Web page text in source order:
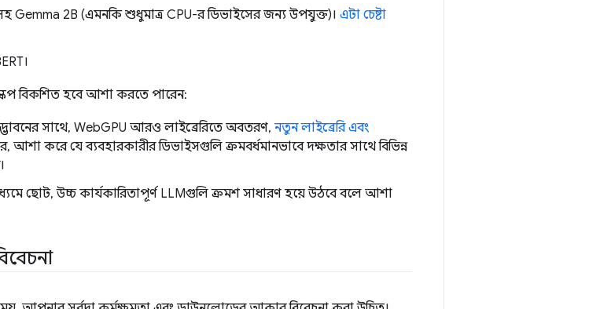
Gemma 2B (এমনকি শুধুমাত্র CPU-র ডিভাইসের জন্য উপযুক্ত)। এটা চেষ্টা
বিকশিত হবে আশা করতে পারেন:
সাথে, WebGPU আরও লাইব্রেরিতে অবতরণ, নতুন লাইব্রেরি এবং
আশা করে যে ব্যবহারকারীর ডিভাইসগুলি ক্রমবর্ধমানভাবে দক্ষতার সাথে বিভিন্ন
ছোট, উচ্চ কার্যকারিতাপূর্ণ LLMগুলি ক্রমশ সাধারণ হয়ে উঠবে বলে আশা